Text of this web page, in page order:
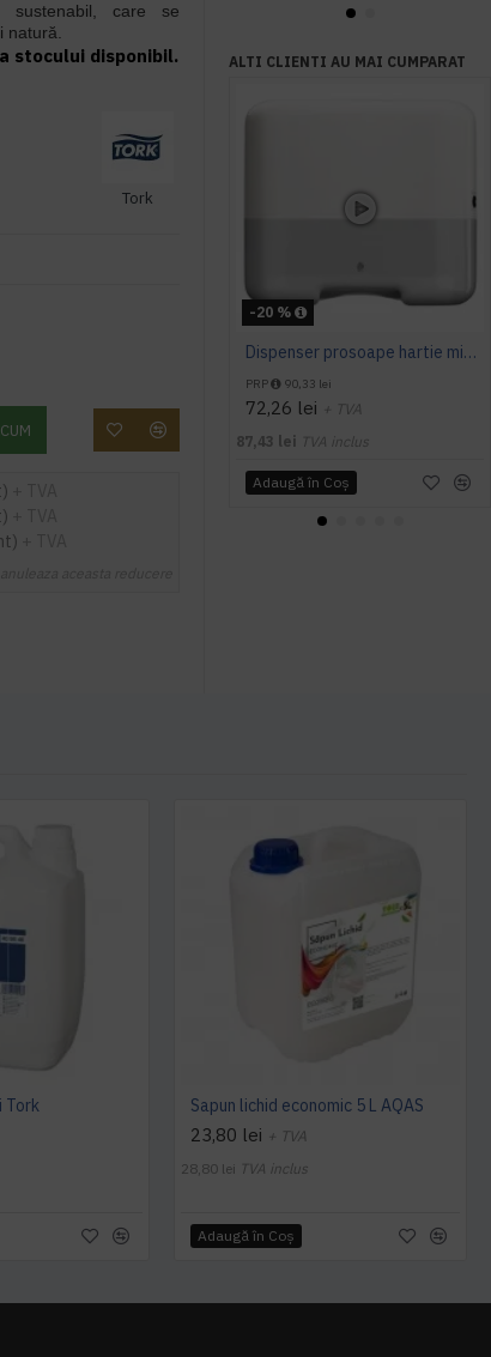
care se
stocului disponibil.
Tork
ALTI CLIENTI AU MAI CUMPARAT
-20 %
Dispenser prosoape hartie mini Tork, V Fold, alb, capacitate 300 servetele
PRP 90,33 lei
72,26 lei + TVA
87,43 lei TVA inclus
Adaugă în Coş
Tork Sapun lichid economic 5 L AQAS
23,80 lei + TVA
28,80 lei TVA inclus
Adaugă în Coş